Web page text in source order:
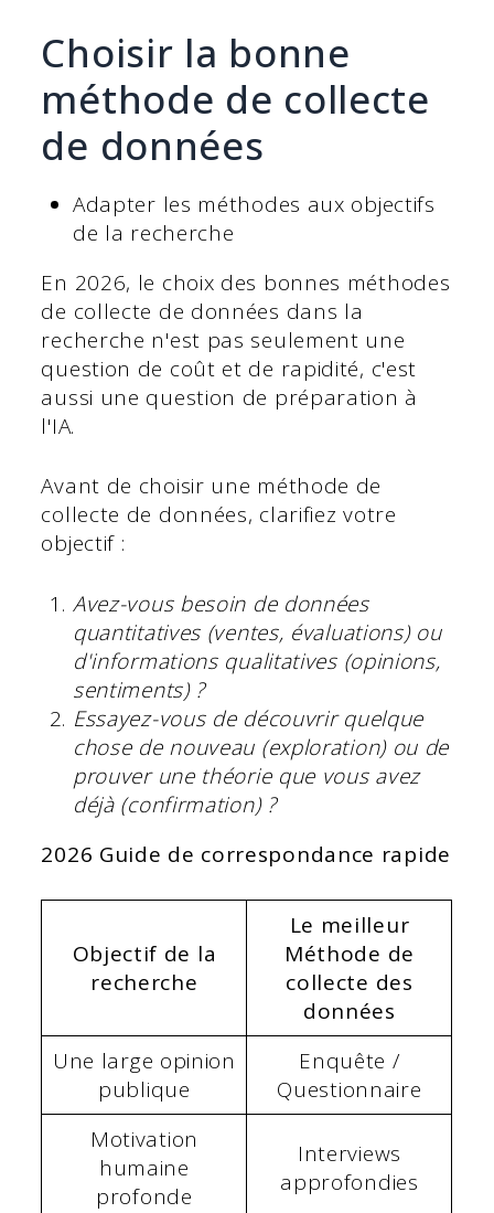
Choisir la bonne
méthode de collecte
de données
Adapter les méthodes aux objectifs
de la recherche
En 2026, le choix des bonnes méthodes
de collecte de données dans la
recherche n'est pas seulement une
question de coût et de rapidité, c'est
aussi une question de préparation à
l'IA.
Avant de choisir une méthode de
collecte de données, clarifiez votre
objectif :
Avez-vous besoin de données
quantitatives (ventes, évaluations) ou
d'informations qualitatives (opinions,
sentiments) ?
Essayez-vous de découvrir quelque
chose de nouveau (exploration) ou de
prouver une théorie que vous avez
déjà (confirmation) ?
2026 Guide de correspondance rapide
Objectif de la
recherche
Le meilleur
Méthode de
collecte des
données
Une large opinion
publique
Enquête /
Questionnaire
Motivation
humaine
profonde
Interviews
approfondies